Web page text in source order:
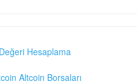
Hesaplama
Altcoin Borsaları